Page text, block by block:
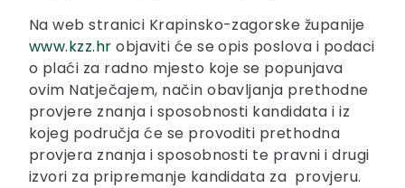
Na web stranici Krapinsko-zagorske županije
www.kzz.hr objaviti će se opis poslova i podaci
o plaći za radno mjesto koje se popunjava
ovim Natječajem, način obavljanja prethodne
provjere znanja i sposobnosti kandidata i iz
kojeg područja će se provoditi prethodna
provjera znanja i sposobnosti te pravni i drugi
izvori za pripremanje kandidata za provjeru.